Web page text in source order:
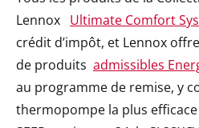
Lennox Ultimate Comfort
crédit d’impôt, et Lennox
de produits admissibles
au programme de remise, y
thermopompe la plus